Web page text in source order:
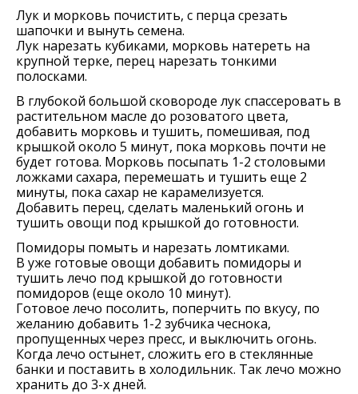
Лук и морковь почистить, с перца срезать
шапочки и вынуть семена.
Лук нарезать кубиками, морковь натереть на
крупной терке, перец нарезать тонкими
полосками.
В глубокой большой сковороде лук спассеровать в
растительном масле до розоватого цвета,
добавить морковь и тушить, помешивая, под
крышкой около 5 минут, пока морковь почти не
будет готова. Морковь посыпать 1-2 столовыми
ложками сахара, перемешать и тушить еще 2
минуты, пока сахар не карамелизуется.
Добавить перец, сделать маленький огонь и
тушить овощи под крышкой до готовности.
Помидоры помыть и нарезать ломтиками.
В уже готовые овощи добавить помидоры и
тушить лечо под крышкой до готовности
помидоров (еще около 10 минут).
Готовое лечо посолить, поперчить по вкусу, по
желанию добавить 1-2 зубчика чеснока,
пропущенных через пресс, и выключить огонь.
Когда лечо остынет, сложить его в стеклянные
банки и поставить в холодильник. Так лечо можно
хранить до 3-х дней.